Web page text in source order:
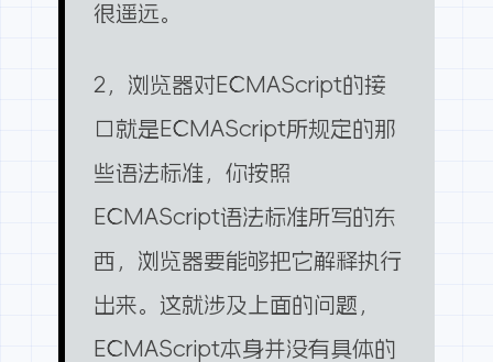
很遥远。
2，浏览器对ECMAScript的接
口就是ECMAScript所规定的那
些语法标准，你按照
ECMAScript语法标准所写的东
西，浏览器要能够把它解释执行
出来。这就涉及上面的问题，
ECMAScript本身并没有具体的